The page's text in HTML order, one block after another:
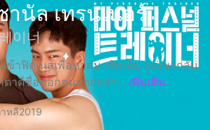
านัล เทรนเนอร์
이너
ข้าฟิตเนสเพื่อหาสมาชิกเพิ่ม แต่เขากลับ
ตาดีชื่อซอกฮุนมากกว่า... เพิ่มเติม
หลี2019